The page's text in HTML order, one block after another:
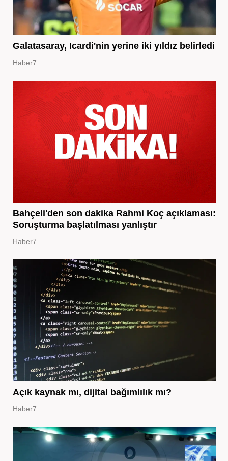
Galatasaray, Icardi'nin yerine iki yıldız belirledi
Haber7
Bahçeli'den son dakika Rahmi Koç açıklaması:
Soruşturma başlatılması yanlıştır
Haber7
Açık kaynak mı, dijital bağımlılık mı?
Haber7